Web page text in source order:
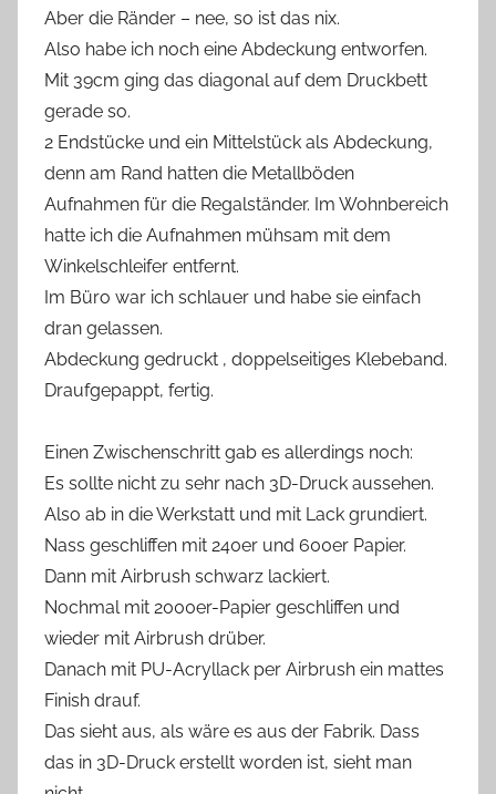
Aber die Ränder – nee, so ist das nix.
Also habe ich noch eine Abdeckung entworfen.
Mit 39cm ging das diagonal auf dem Druckbett
gerade so.
2 Endstücke und ein Mittelstück als Abdeckung,
denn am Rand hatten die Metallböden
Aufnahmen für die Regalständer. Im Wohnbereich
hatte ich die Aufnahmen mühsam mit dem
Winkelschleifer entfernt.
Im Büro war ich schlauer und habe sie einfach
dran gelassen.
Abdeckung gedruckt , doppelseitiges Klebeband.
Draufgepappt, fertig.
Einen Zwischenschritt gab es allerdings noch:
Es sollte nicht zu sehr nach 3D-Druck aussehen.
Also ab in die Werkstatt und mit Lack grundiert.
Nass geschliffen mit 240er und 600er Papier.
Dann mit Airbrush schwarz lackiert.
Nochmal mit 2000er-Papier geschliffen und
wieder mit Airbrush drüber.
Danach mit PU-Acryllack per Airbrush ein mattes
Finish drauf.
Das sieht aus, als wäre es aus der Fabrik. Dass
das in 3D-Druck erstellt worden ist, sieht man